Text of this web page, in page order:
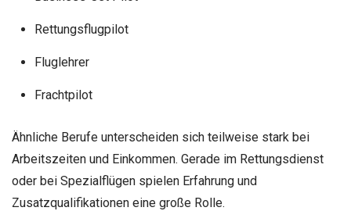
Rettungsflugpilot
Fluglehrer
Frachtpilot
Ähnliche Berufe unterscheiden sich teilweise stark bei
Arbeitszeiten und Einkommen. Gerade im Rettungsdienst
oder bei Spezialflügen spielen Erfahrung und
Zusatzqualifikationen eine große Rolle.